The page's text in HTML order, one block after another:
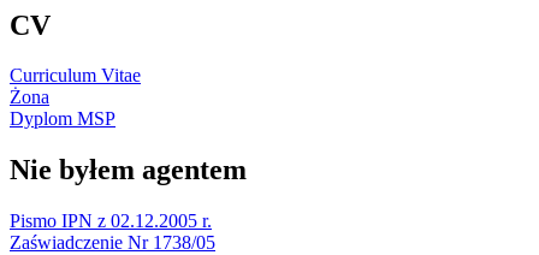
CV
Curriculum Vitae
Żona
Dyplom MSP
Nie byłem agentem
Pismo IPN z 02.12.2005 r.
Zaświadczenie Nr 1738/05